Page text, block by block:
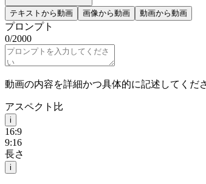
テキストから動画 画像から動画 動画から動画
プロンプト
0/2000
動画の内容を詳細かつ具体的に記述してくだ
アスペクト比
i
16:9
9:16
長さ
i